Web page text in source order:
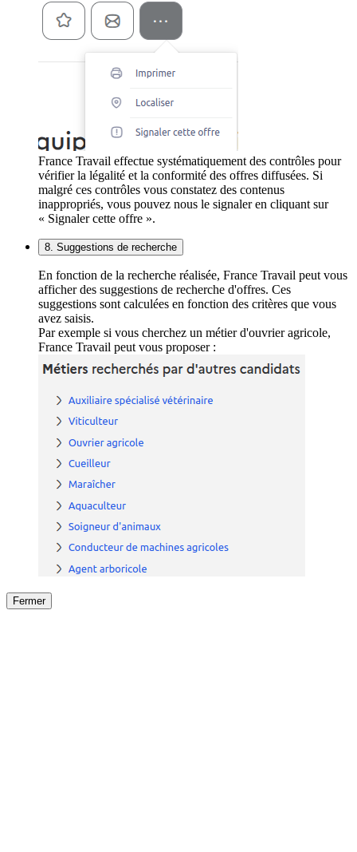
France Travail effectue systématiquement des contrôles pour
vérifier la légalité et la conformité des offres diffusées. Si
malgré ces contrôles vous constatez des contenus
inappropriés, vous pouvez nous le signaler en cliquant sur
« Signaler cette offre ».
8. Suggestions de recherche
En fonction de la recherche réalisée, France Travail peut vous
afficher des suggestions de recherche d'offres. Ces
suggestions sont calculées en fonction des critères que vous
avez saisis.
Par exemple si vous cherchez un métier d'ouvrier agricole,
France Travail peut vous proposer :
Fermer